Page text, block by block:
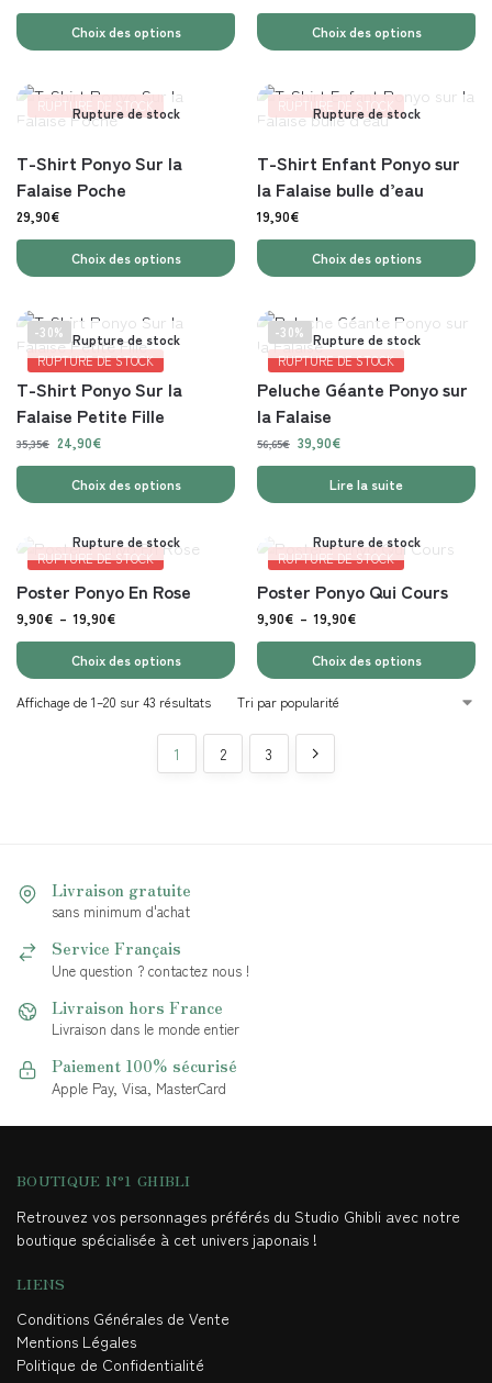
Choix des options Choix des options
RUPTURE DE STOCK
Rupture de stock
T-Shirt Ponyo Sur la
Falaise Poche
29,90€
Choix des options
RUPTURE DE STOCK
Rupture de stock
T-Shirt Enfant Ponyo sur
la Falaise bulle d’eau
19,90€
Choix des options
-30%
RUPTURE DE STOCK
Rupture de stock
T-Shirt Ponyo Sur la
Falaise Petite Fille
35,35€ 24,90€
Choix des options
-30%
RUPTURE DE STOCK
Rupture de stock
Peluche Géante Ponyo sur
la Falaise
56,65€ 39,90€
Lire la suite
RUPTURE DE STOCK
Rupture de stock
Poster Ponyo En Rose
9,90€ – 19,90€
Choix des options
RUPTURE DE STOCK
Rupture de stock
Poster Ponyo Qui Cours
9,90€ – 19,90€
Choix des options
Affichage de 1–20 sur 43 résultats
1 2 3
Livraison gratuite
sans minimum d'achat
Service Français
Une question ? contactez nous !
Livraison hors France
Livraison dans le monde entier
Paiement 100% sécurisé
Apple Pay, Visa, MasterCard
BOUTIQUE N°1 GHIBLI
Retrouvez vos personnages préférés du Studio Ghibli avec notre
boutique spécialisée à cet univers japonais !
LIENS
Conditions Générales de Vente
Mentions Légales
Politique de Confidentialité